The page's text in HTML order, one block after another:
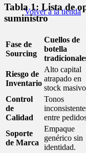
Volver a la tienda
Tabla 1: Lista de
suministro
Fase de
Sourcing
Cuellos de
botella
Riesgo de
Inventario
Alto capital
atrapado en
stock
Control
de
Calidad
Tonos
entre
Soporte
de Marca
Empaque
genérico sin
identidad.